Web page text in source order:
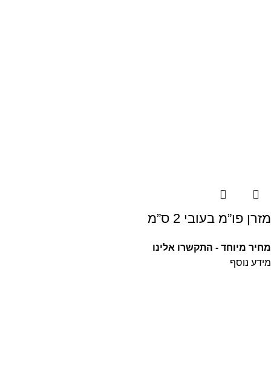
מזרן פו”מ בעובי 2 ס”מ
מחיר מיוחד - התקשרו אלינו
מידע נוסף